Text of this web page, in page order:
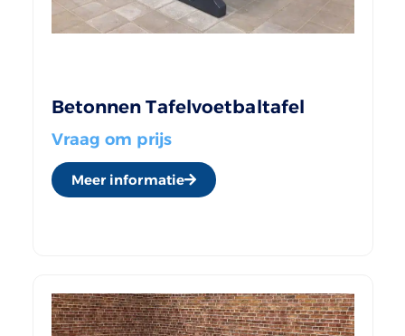
Betonnen Tafelvoetbaltafel
Vraag om prijs
Meer informatie